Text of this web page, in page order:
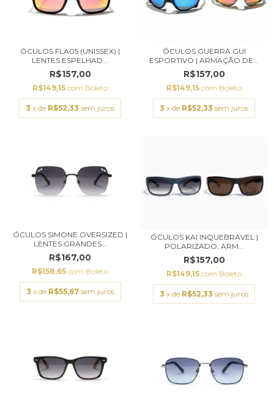
ÓCULOS FLA05 (UNISSEX) |
LENTES ESPELHAD...
R$157,00
R$149,15 com Boleto
3 x de R$52,33 sem juros
ÓCULOS GUERRA GUI
ESPORTIVO | ARMAÇÃO DE...
R$157,00
R$149,15 com Boleto
3 x de R$52,33 sem juros
ÓCULOS SIMONE OVERSIZED |
LENTES GRANDES...
R$167,00
R$158,65 com Boleto
3 x de R$55,67 sem juros
ÓCULOS KAI INQUEBRÁVEL |
POLARIZADO, ARM...
R$157,00
R$149,15 com Boleto
3 x de R$52,33 sem juros